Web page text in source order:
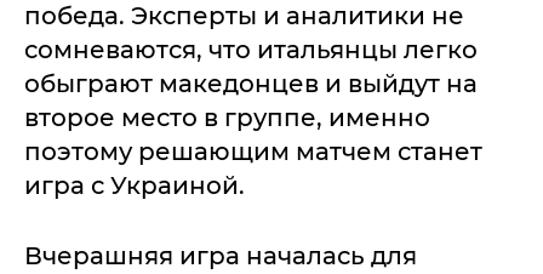
победа. Эксперты и аналитики не
сомневаются, что итальянцы легко
обыграют македонцев и выйдут на
второе место в группе, именно
поэтому решающим матчем станет
игра с Украиной.
Вчерашняя игра началась для